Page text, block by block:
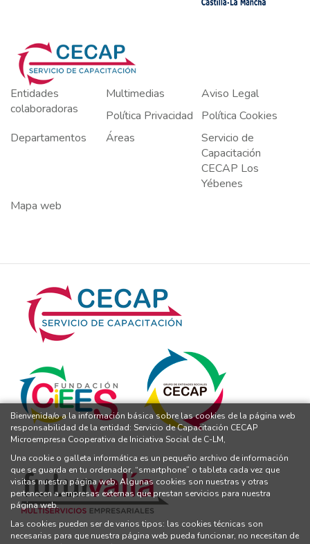
Entidades
colaboradoras
Multimedias
Aviso Legal
Política Privacidad
Política Cookies
Departamentos
Áreas
Servicio de
Capacitación
CECAP Los
Yébenes
Mapa web
Bienvenida/o a la información básica sobre las cookies de la página web
responsabilidad de la entidad: Servicio de Capacitación CECAP
Microempresa Cooperativa de Iniciativa Social de C-LM,
Una cookie o galleta informática es un pequeño archivo de información
que se guarda en tu ordenador, “smartphone” o tableta cada vez que
visitas nuestra página web. Algunas cookies son nuestras y otras
pertenecen a empresas externas que prestan servicios para nuestra
página web.
Las cookies pueden ser de varios tipos: las cookies técnicas son
necesarias para que nuestra página web pueda funcionar, no necesitan de